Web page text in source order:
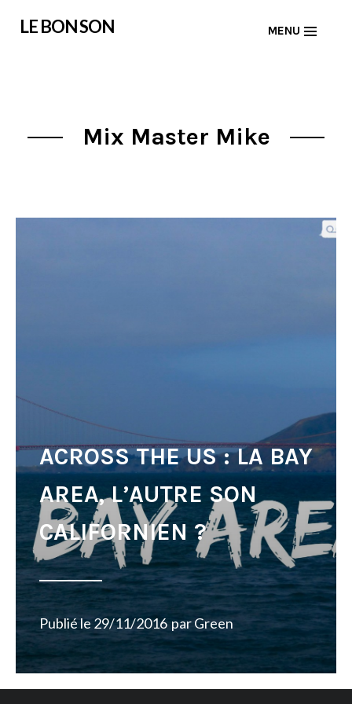
LE BON SON MENU
Mix Master Mike
ACROSS THE US : LA BAY
AREA, L’AUTRE SON
CALIFORNIEN ?
Publié le29/11/2016 parGreen